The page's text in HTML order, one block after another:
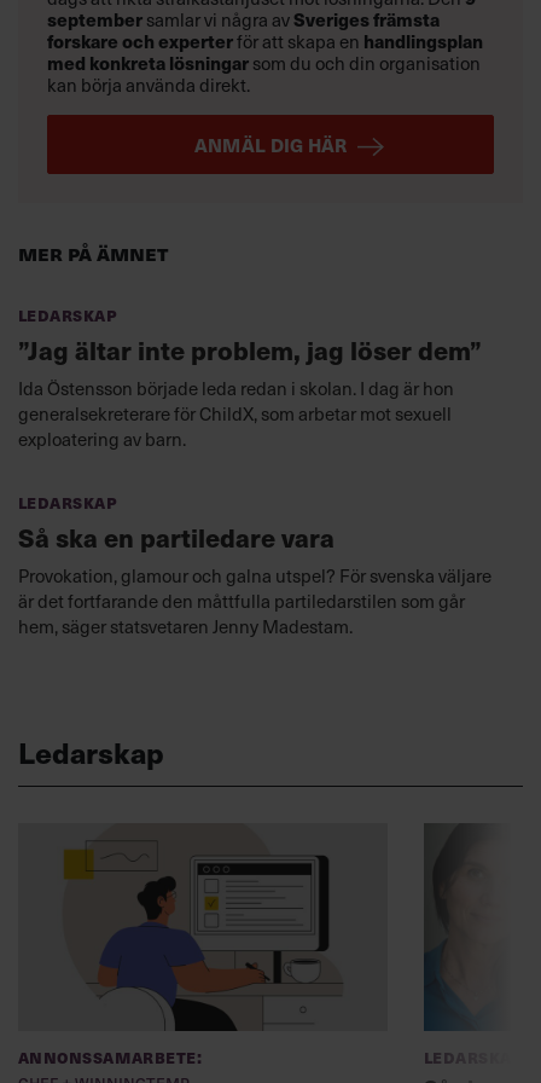
Mer på ämnet
Ledarskap
”Jag ältar inte problem, jag löser dem”
Ida Östensson började leda redan i skolan. I dag är hon
generalsekreterare för ChildX, som arbetar mot sexuell
exploatering av barn.
Ledarskap
Så ska en partiledare vara
Provokation, glamour och galna utspel? För svenska väljare
är det fortfarande den måttfulla partiledarstilen som går
hem, säger statsvetaren Jenny Madestam.
septembersamlar vi några avSveriges främsta
forskare och experterför att skapa en handlingsplan
med konkreta lösningarsom du och din organisation
kan börja använda direkt.
ANMÄL DIG HÄR
Ledarskap
Annonssamarbete: Ledarskap